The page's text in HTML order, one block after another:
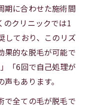
期に合わせた施術間
のクリニックでは1
しており、このリズ
果的な脱毛が可能で
「6回で自己処理が
もあります。
で全ての毛が脱毛で